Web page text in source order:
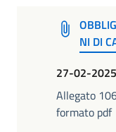
NI DI
27-02-2025
Allegato
formato pdf